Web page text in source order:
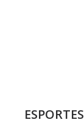
ESPORTES